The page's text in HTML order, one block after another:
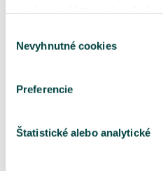
súhlasu
Nevyhnutné cookies
Preferencie
Štatistické alebo analytické